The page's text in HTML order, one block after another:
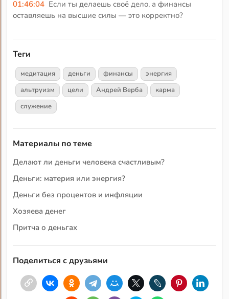
01:46:04 Если ты делаешь своё дело, а финансы
оставляешь на высшие силы — это корректно?
Теги
медитация деньги финансы
энергия
альтруизм
цели Андрей Верба
карма
служение
Материалы по теме
Делают ли деньги человека счастливым?
Деньги: материя или энергия?
Деньги без процентов и инфляции
Хозяева денег
Притча о деньгах
Поделиться с друзьями